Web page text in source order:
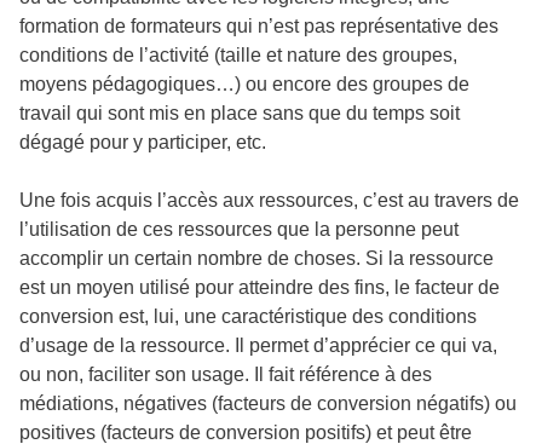
formation de formateurs qui n’est pas représentative des
conditions de l’activité (taille et nature des groupes,
moyens pédagogiques…) ou encore des groupes de
travail qui sont mis en place sans que du temps soit
dégagé pour y participer, etc.
Une fois acquis l’accès aux ressources, c’est au travers de
l’utilisation de ces ressources que la personne peut
accomplir un certain nombre de choses. Si la ressource
est un moyen utilisé pour atteindre des fins, le facteur de
conversion est, lui, une caractéristique des conditions
d’usage de la ressource. Il permet d’apprécier ce qui va,
ou non, faciliter son usage. Il fait référence à des
médiations, négatives (facteurs de conversion négatifs) ou
positives (facteurs de conversion positifs) et peut être